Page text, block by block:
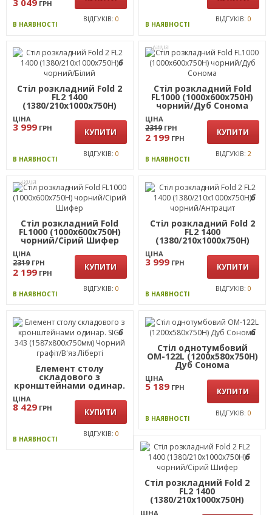
АКЦІЯ
Стіл письмовий Осло
(1187х600х750Н) чорний
графіт, Сірий Шифер
3389 ГРН
3 049 КУПИТИ
ВІДГУКІВ:0
Стіл + USB Delta DL-107
(1790х900х750мм)
Блеквуд Ячмінний /
Каркас білий
ЦІНА
12 186 ГРН КУПИТИ
В НАЯВНОСТІ
ВІДГУКІВ:0
Стіл розкладний Fold 2
FL2 1400
(1380/210х1000х750Н)
чорний/Білий
ЦІНА
3 999 ГРН КУПИТИ
В НАЯВНОСТІ
ВІДГУКІВ:0
АКЦІЯ
Стіл розкладний Fold
FL1000 (1000х600х750Н)
чорний/Дуб Сонома
2319 ГРН
2 199 КУПИТИ
ВІДГУКІВ:2
АКЦІЯ
Стіл розкладний Fold
FL1000 (1000х600х750Н)
чорний/Сірий Шифер
ГРН
2 199 ГРН
КУПИТИ
В НАЯВНОСТІ
ВІДГУКІВ:0
Стіл розкладний Fold 2
FL2 1400
(1380/210х1000х750Н)
чорний/Антрацит
3 999 КУПИТИ
ВІДГУКІВ:0
Стіл однотумбовий
ОМ-122L (1200х580х750Н)
Дуб Сонома
5 189 ГРН КУПИТИ